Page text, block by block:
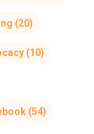
(20)
(10)
(54)